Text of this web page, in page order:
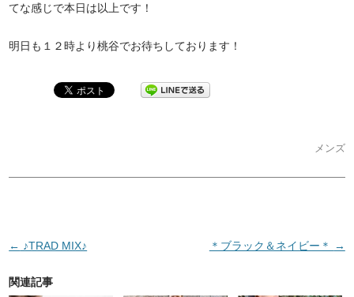
てな感じで本日は以上です！
明日も１２時より桃谷でお待ちしております！
メンズ
投稿ナビゲーション
← ♪TRAD MIX♪ ＊ブラック＆ネイビー＊ →
関連記事